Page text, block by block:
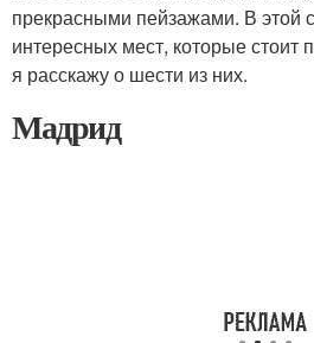
прекрасными пейзажами. В этой
интересных мест, которые стоит
я расскажу о шести из них.
Мадрид